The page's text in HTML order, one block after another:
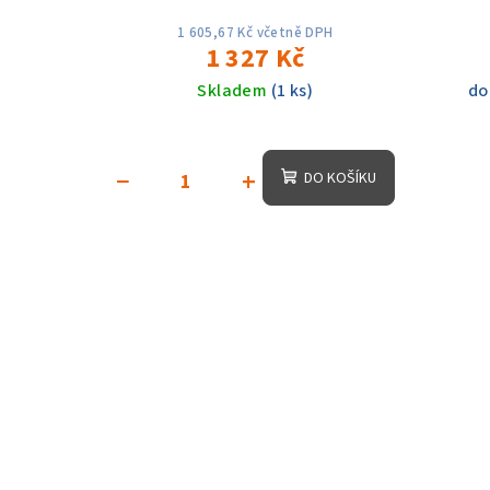
1 605,67 Kč včetně DPH
1 327 Kč
Skladem (1 ks)
+
− DO KOŠÍKU